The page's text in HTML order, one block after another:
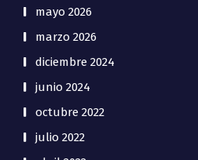
mayo 2026
marzo 2026
diciembre 2024
junio 2024
octubre 2022
julio 2022